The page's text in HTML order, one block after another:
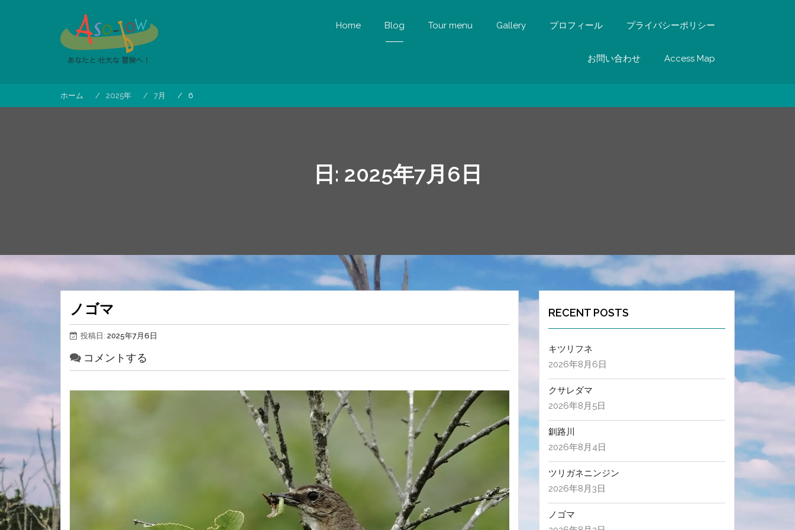
ッ
Home Blog Tour menu Gallery プロフィール プライバシーポリシー
お問い合わせ Access Map
ホーム 2025年 7月 6
日: 2025年7月6日
ノゴマ
投稿日: 2025年7月6日
コメントする
RECENT POSTS
キツリフネ
2026年8月6日
クサレダマ
2026年8月5日
釧路川
2026年8月4日
ツリガネニンジン
2026年8月3日
ノゴマ